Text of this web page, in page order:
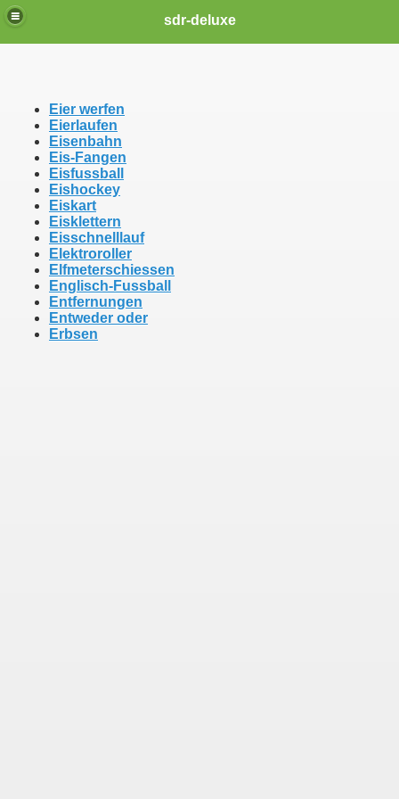
sdr-deluxe
Eier werfen
Eierlaufen
Eisenbahn
Eis-Fangen
Eisfussball
Eishockey
Eiskart
Eisklettern
Eisschnelllauf
Elektroroller
Elfmeterschiessen
Englisch-Fussball
Entfernungen
Entweder oder
Erbsen